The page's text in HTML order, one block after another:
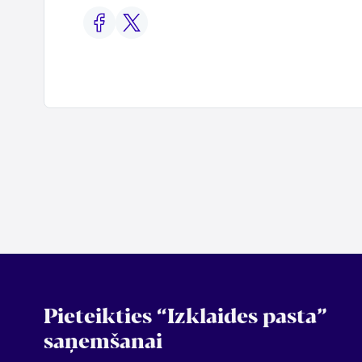
Pieteikties “Izklaides pasta”
saņemšanai